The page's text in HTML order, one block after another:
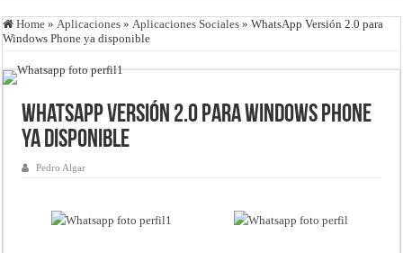
Home » Aplicaciones » Aplicaciones Sociales » WhatsApp Versión 2.0 para
Windows Phone ya disponible
WhatsApp Versión 2.0 para Windows Phone
ya disponible
Pedro Algar